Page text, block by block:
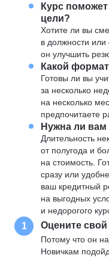
Курс
цели?
Хотите ли вы
в должности
он улучшить
Какой
Готовы ли вы
за несколько
на несколько
предпочитаете
Нужна ли вам
Длительность
от полугода и
на стоимость.
сразу или
ваш кредитный
на выгодных
и недорогого
1 Оцените
Потому что он
Новичкам